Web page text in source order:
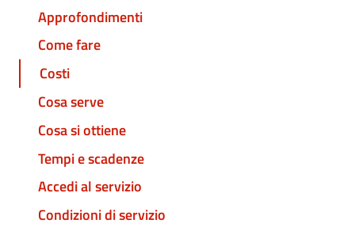
Approfondimenti
Come fare
Costi
Cosa serve
Cosa si ottiene
Tempi e scadenze
Accedi al servizio
Condizioni di servizio